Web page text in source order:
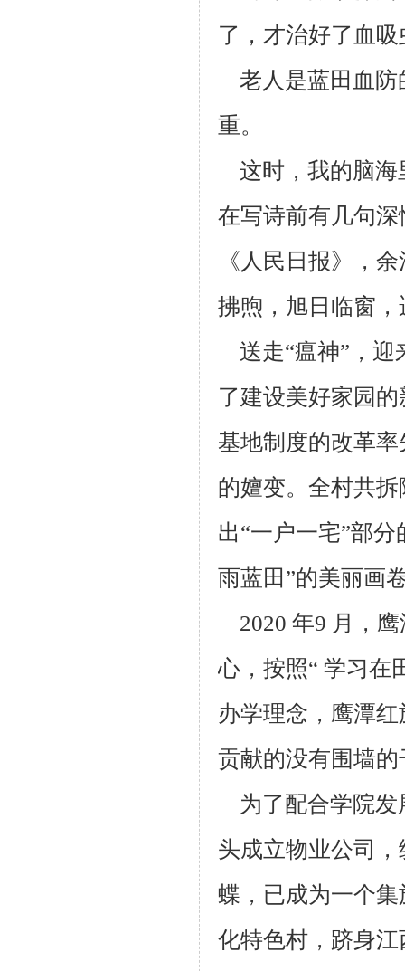
了，才治好了血吸
老人是蓝田血防
重。
这时，我的脑海
在写诗前有几句
《人民日报》，
拂煦，旭日临窗，
送走“瘟神”，迎
了建设美好家园
基地制度的改革率
的嬗变。全村共拆
出“一户一宅”部
雨蓝田”的美丽画
2020 年9 月，鹰
心，按照“ 学习在
办学理念，鹰潭红
贡献的没有围墙的
为了配合学院发
头成立物业公司，
蝶，已成为一个集
化特色村，跻身